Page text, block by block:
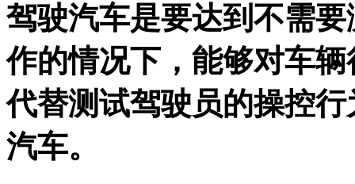
驾驶汽车是要达到不需
作的情况下，能够对车
代替测试驾驶员的操控
汽车。